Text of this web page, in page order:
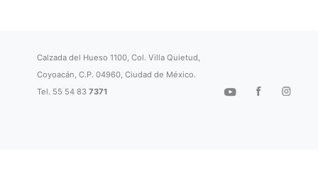
Calzada del Hueso 1100, Col. Villa Quietud,
Coyoacán, C.P. 04960, Ciudad de México.
Tel. 55 54 837371